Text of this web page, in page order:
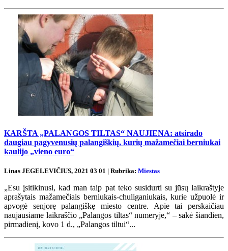
KARŠTA „PALANGOS TILTAS“ NAUJIENA: atsirado
daugiau pagyvenusių palangiškių, kurių mažamečiai berniukai
kaulijo „vieno euro“
Linas JEGELEVIČIUS, 2021 03 01 | Rubrika: Miestas
„Esu įsitikinusi, kad man taip pat teko susidurti su jūsų laikraštyje
aprašytais mažamečiais berniukais-chuliganiukais, kurie užpuolė ir
apvogė senjorę palangiškę miesto centre. Apie tai perskaičiau
naujausiame laikraščio „Palangos tiltas“ numeryje,“ – sakė šiandien,
pirmadienį, kovo 1 d., „Palangos tiltui“...